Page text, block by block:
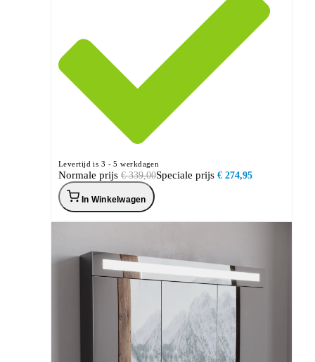
Levertijd is 3 - 5 werkdagen
Speciale prijs € 274,95
Normale prijs € 339,00
In Winkelwagen